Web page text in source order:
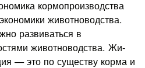
кормопроизводства
животноводства.
разви­ваться в
животноводства. Жи­
— это по существу корма и